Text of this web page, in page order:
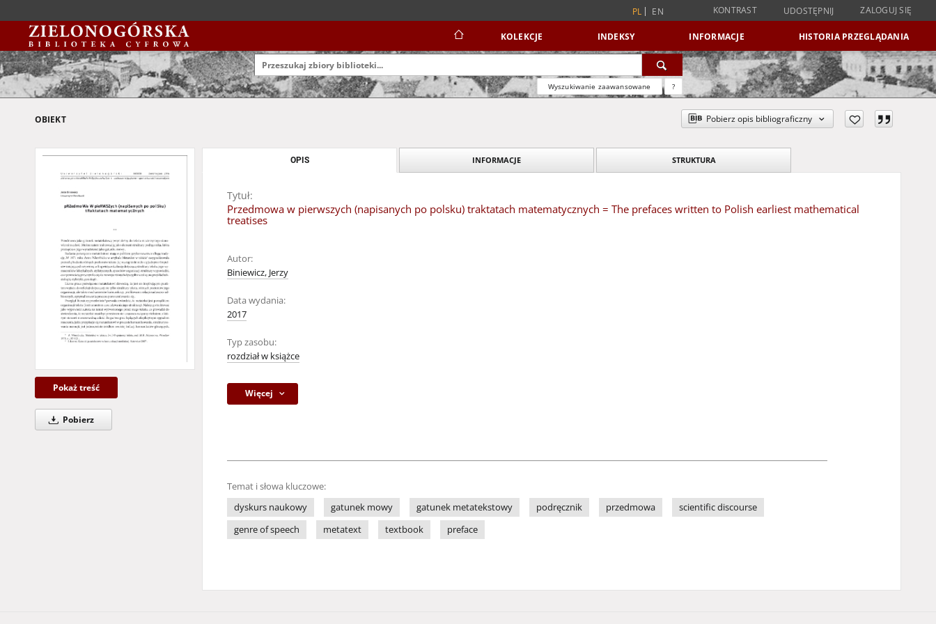
PL EN KONTRAST UDOSTĘPNIJ ZALOGUJ SIĘ
KOLEKCJE INDEKSY INFORMACJE HISTORIA PRZEGLĄDANIA
Wyszukiwanie zaawansowane ?
OBIEKT Pobierz opis bibliograficzny
Pokaż treść
Pobierz
OPIS INFORMACJE STRUKTURA
Tytuł:
Przedmowa w pierwszych (napisanych po polsku) traktatach matematycznych = The prefaces written to Polish earliest mathematical
treatises
Autor:
Biniewicz, Jerzy
Data wydania:
2017
Typ zasobu:
rozdział w książce
Więcej
Temat i słowa kluczowe:
dyskurs naukowy
gatunek mowy gatunek metatekstowy podręcznik przedmowa
scientific discourse
genre of speech
metatext textbook preface